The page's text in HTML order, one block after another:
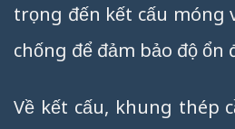
trọng đến kết cấu móng
chống để đảm bảo độ ổn
Về kết cấu, khung thép